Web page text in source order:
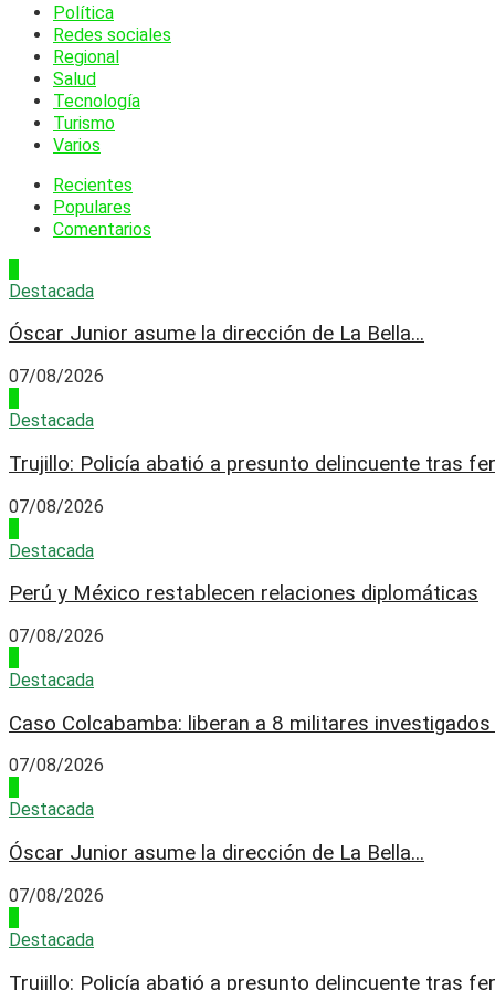
Política
Redes sociales
Regional
Salud
Tecnología
Turismo
Varios
Recientes
Populares
Comentarios
Destacada
Óscar Junior asume la dirección de La Bella...
07/08/2026
Destacada
Trujillo: Policía abatió a presunto delincuente tras
07/08/2026
Destacada
Perú y México restablecen relaciones diplomáticas
07/08/2026
Destacada
Caso Colcabamba: liberan a 8 militares investigados
07/08/2026
Destacada
Óscar Junior asume la dirección de La Bella...
07/08/2026
Destacada
Trujillo: Policía abatió a presunto delincuente tras